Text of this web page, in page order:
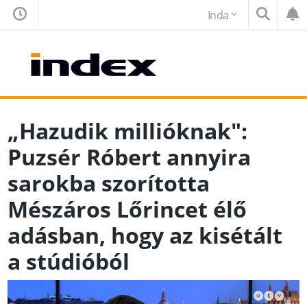
Inda
„Hazudik millióknak":
Puzsér Róbert annyira
sarokba szorította
Mészáros Lőrincet élő
adásban, hogy az kisétált
a stúdióból